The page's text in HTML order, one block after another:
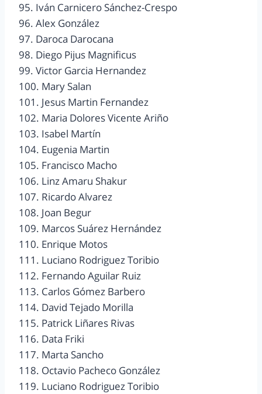
95. Iván Carnicero Sánchez-Crespo
96. Alex González
97. Daroca Darocana
98. Diego Pijus Magnificus
99. Victor Garcia Hernandez
100. Mary Salan
101. Jesus Martin Fernandez
102. Maria Dolores Vicente Ariño
103. Isabel Martín
104. Eugenia Martin
105. Francisco Macho
106. Linz Amaru Shakur
107. Ricardo Alvarez
108. Joan Begur
109. Marcos Suárez Hernández
110. Enrique Motos
111. Luciano Rodriguez Toribio
112. Fernando Aguilar Ruiz
113. Carlos Gómez Barbero
114. David Tejado Morilla
115. Patrick Liñares Rivas
116. Data Friki
117. Marta Sancho
118. Octavio Pacheco González
119. Luciano Rodriguez Toribio